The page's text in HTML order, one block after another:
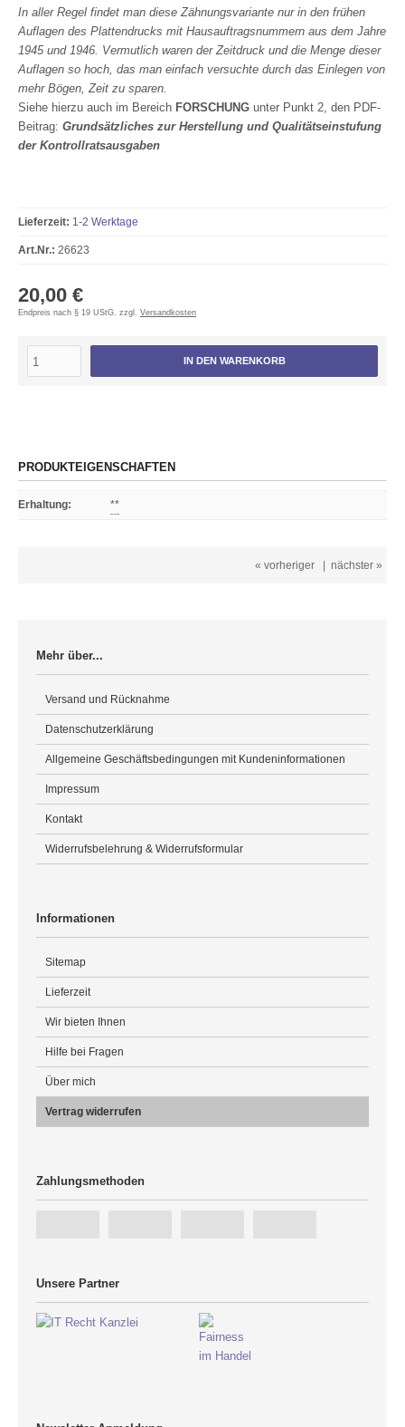
In aller Regel findet man diese Zähnungsvariante nur in den frühen
Auflagen des Plattendrucks mit Hausauftragsnummern aus dem Jahre
1945 und 1946. Vermutlich waren der Zeitdruck und die Menge dieser
Auflagen so hoch, das man einfach versuchte durch das Einlegen von
mehr Bögen, Zeit zu sparen.
Siehe hierzu auch im Bereich FORSCHUNG unter Punkt 2, den PDF-
Beitrag: Grundsätzliches zur Herstellung und Qualitätseinstufung
der Kontrollratsausgaben
Lieferzeit: 1-2 Werktage
Art.Nr.: 26623
20,00 €
Endpreis nach § 19 UStG. zzgl. Versandkosten
IN DEN WARENKORB
PRODUKTEIGENSCHAFTEN
Erhaltung: **
« vorheriger nächster »
Mehr über...
Versand und Rücknahme
Datenschutzerklärung
Allgemeine Geschäftsbedingungen mit Kundeninformationen
Impressum
Kontakt
Widerrufsbelehrung & Widerrufsformular
Informationen
Sitemap
Lieferzeit
Wir bieten Ihnen
Hilfe bei Fragen
Über mich
Vertrag widerrufen
Zahlungsmethoden
Unsere Partner